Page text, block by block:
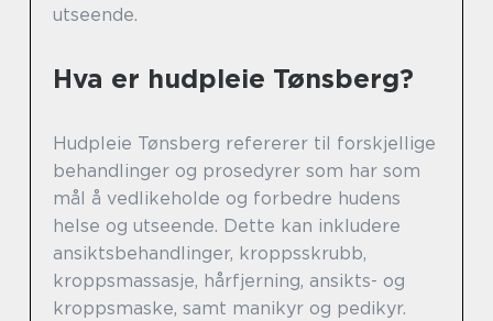
utseende.
Hva er hudpleie Tønsberg?
Hudpleie Tønsberg refererer til forskjellige
behandlinger og prosedyrer som har som
mål å vedlikeholde og forbedre hudens
helse og utseende. Dette kan inkludere
ansiktsbehandlinger, kroppsskrubb,
kroppsmassasje, hårfjerning, ansikts- og
kroppsmaske, samt manikyr og pedikyr.